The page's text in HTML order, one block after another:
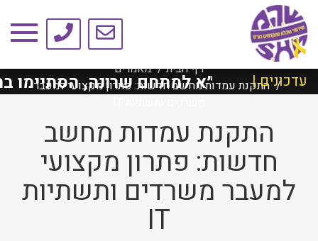
טיפים ומאמרים
דף הבית
מאמרים
התקנת עמדות מחשב חדשות: פתרון מקצועי למעברעדכונים |ת״א למתחם שרונה, הסתיימו
התקנת עמדות מחשב
חדשות: פתרון מקצועי
למעבר משרדים ותשתיות
IT